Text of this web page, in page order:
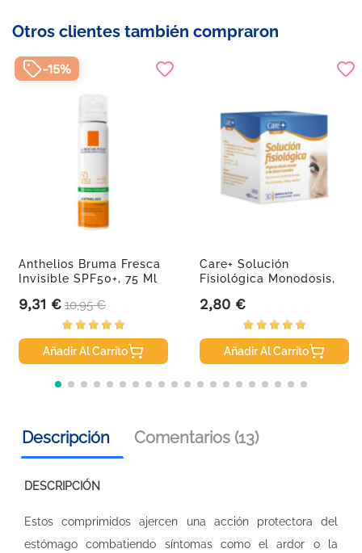
Otros clientes también compraron
Anthelios Bruma Fresca
Invisible SPF50+, 75 Ml
Precio
9,31 € Precio base
10,95 €
Añadir Al Carrito
-15%
Care+ Solución
Fisiológica Monodosis,
Precio
2,80 €
Añadir Al Carrito
Descripción Comentarios (13)
DESCRIPCIÓN
Estos comprimidos ajercen una acción protectora del
estómago combatiendo síntomas como el ardor o la